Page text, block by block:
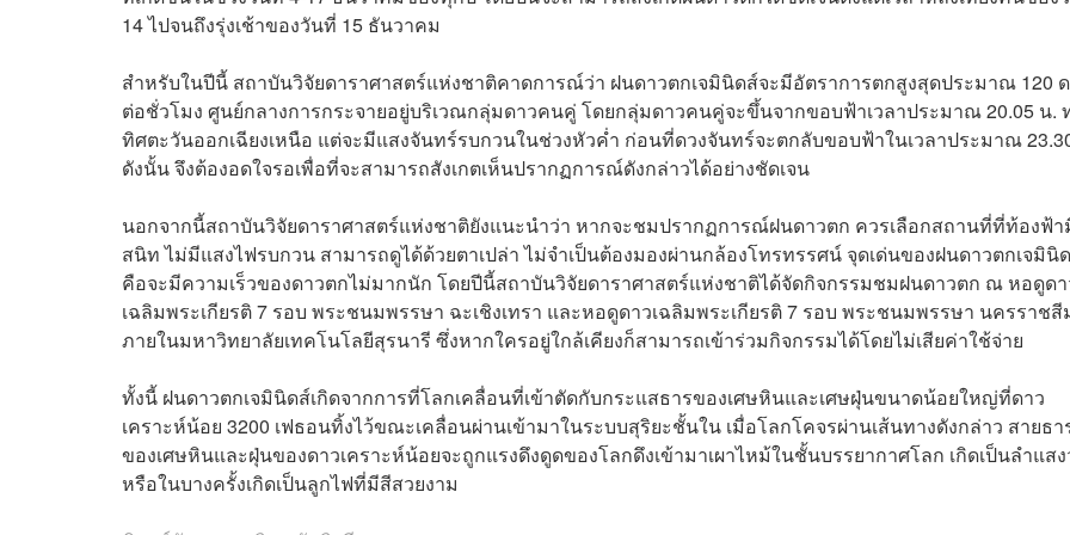
14 ไปจนถึงรุ่งเช้าของวันที่ 15 ธันวาคม
สำหรับในปีนี้ สถาบันวิจัยดาราศาสตร์แห่งชาติคาดการณ์ว่า ฝนดาวตกเจมินิดส์จะมีอัตราการตกสูงสุดประมาณ 120
ต่อชั่วโมง ศูนย์กลางการกระจายอยู่บริเวณกลุ่มดาวคนคู่ โดยกลุ่มดาวคนคู่จะขึ้นจากขอบฟ้าเวลาประมาณ 20.05 น.
ทิศตะวันออกเฉียงเหนือ แต่จะมีแสงจันทร์รบกวนในช่วงหัวค่ำ ก่อนที่ดวงจันทร์จะตกลับขอบฟ้าในเวลาประมาณ
ดังนั้น จึงต้องอดใจรอเพื่อที่จะสามารถสังเกตเห็นปรากฏการณ์ดังกล่าวได้อย่างชัดเจน
นอกจากนี้สถาบันวิจัยดาราศาสตร์แห่งชาติยังแนะนำว่า หากจะชมปรากฏการณ์ฝนดาวตก ควรเลือกสถานที่ที่ท้องฟ้
สนิท ไม่มีแสงไฟรบกวน สามารถดูได้ด้วยตาเปล่า ไม่จำเป็นต้องมองผ่านกล้องโทรทรรศน์ จุดเด่นของฝนดาวตกเจมินิ
คือจะมีความเร็วของดาวตกไม่มากนัก โดยปีนี้สถาบันวิจัยดาราศาสตร์แห่งชาติได้จัดกิจกรรมชมฝนดาวตก ณ หอดูด
เฉลิมพระเกียรติ 7 รอบ พระชนมพรรษา ฉะเชิงเทรา และหอดูดาวเฉลิมพระเกียรติ 7 รอบ พระชนมพรรษา นครราชสี
ภายในมหาวิทยาลัยเทคโนโลยีสุรนารี ซึ่งหากใครอยู่ใกล้เคียงก็สามารถเข้าร่วมกิจกรรมได้โดยไม่เสียค่าใช้จ่าย
ทั้งนี้ ฝนดาวตกเจมินิดส์เกิดจากการที่โลกเคลื่อนที่เข้าตัดกับกระแสธารของเศษหินและเศษฝุ่นขนาดน้อยใหญ่ที่ดาว
เคราะห์น้อย 3200 เฟธอนทิ้งไว้ขณะเคลื่อนผ่านเข้ามาในระบบสุริยะชั้นใน เมื่อโลกโคจรผ่านเส้นทางดังกล่าว สายธา
ของเศษหินและฝุ่นของดาวเคราะห์น้อยจะถูกแรงดึงดูดของโลกดึงเข้ามาเผาไหม้ในชั้นบรรยากาศโลก เกิดเป็นลำแส
หรือในบางครั้งเกิดเป็นลูกไฟที่มีสีสวยงาม